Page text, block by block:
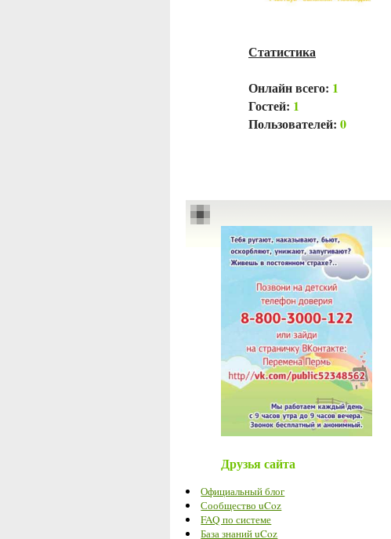
Статистика
Онлайн всего: 1
Гостей: 1
Пользователей: 0
Друзья сайта
Официальный блог
Сообщество uCoz
FAQ по системе
База знаний uCoz